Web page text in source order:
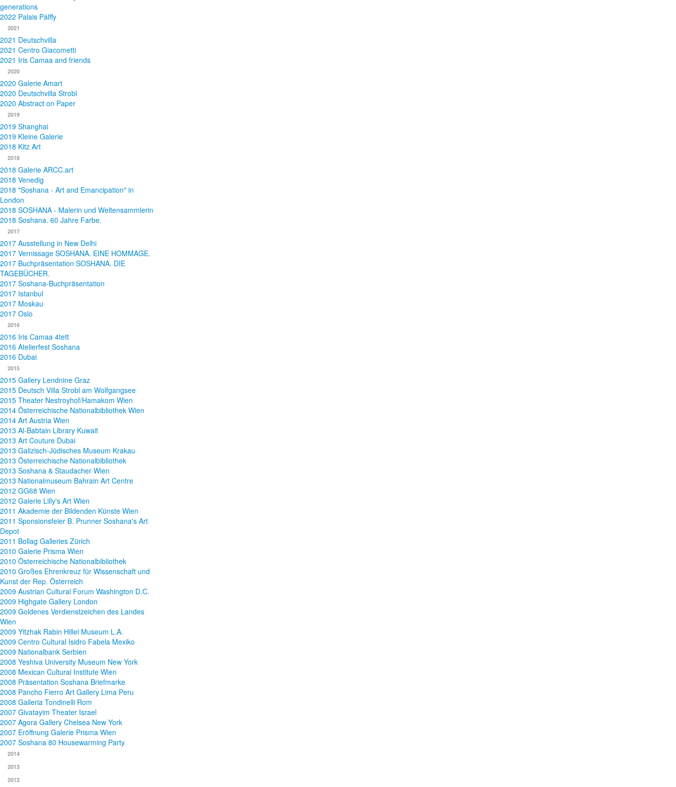
generations
2022 Palais Pálffy
2021
2021 Deutschvilla
2021 Centro Giacometti
2021 Iris Camaa and friends
2020
2020 Galerie Amart
2020 Deutschvilla Strobl
2020 Abstract on Paper
2019
2019 Shanghai
2019 Kleine Galerie
2018 Kitz Art
2018
2018 Galerie ARCC.art
2018 Venedig
2018 "Soshana - Art and Emancipation" in
London
2018 SOSHANA - Malerin und Weltensammlerin
2018 Soshana. 60 Jahre Farbe.
2017
2017 Ausstellung in New Delhi
2017 Vernissage SOSHANA. EINE HOMMAGE.
2017 Buchpräsentation SOSHANA. DIE
TAGEBÜCHER.
2017 Soshana-Buchpräsentation
2017 Istanbul
2017 Moskau
2017 Oslo
2016
2016 Iris Camaa 4tett
2016 Atelierfest Soshana
2016 Dubai
2015
2015 Gallery Lendnine Graz
2015 Deutsch Villa Strobl am Wolfgangsee
2015 Theater Nestroyhof/Hamakom Wien
2014 Österreichische Nationalbibliothek Wien
2014 Art Austria Wien
2013 Al-Babtain Library Kuwait
2013 Art Couture Dubai
2013 Galizisch-Jüdisches Museum Krakau
2013 Österreichische Nationalbibliothek
2013 Soshana & Staudacher Wien
2013 Nationalmuseum Bahrain Art Centre
2012 GG68 Wien
2012 Galerie Lilly's Art Wien
2011 Akademie der Bildenden Künste Wien
2011 Sponsionsfeier B. Prunner Soshana's Art
Depot
2011 Bollag Galleries Zürich
2010 Galerie Prisma Wien
2010 Österreichische Nationalbibliothek
2010 Großes Ehrenkreuz für Wissenschaft und
Kunst der Rep. Österreich
2009 Austrian Cultural Forum Washington D.C.
2009 Highgate Gallery London
2009 Goldenes Verdienstzeichen des Landes
Wien
2009 Yitzhak Rabin Hillel Museum L.A.
2009 Centro Cultural Isidro Fabela Mexiko
2009 Nationalbank Serbien
2008 Yeshiva University Museum New York
2008 Mexican Cultural Institute Wien
2008 Präsentation Soshana Briefmarke
2008 Pancho Fierro Art Gallery Lima Peru
2008 Galleria Tondinelli Rom
2007 Givatayim Theater Israel
2007 Agora Gallery Chelsea New York
2007 Eröffnung Galerie Prisma Wien
2007 Soshana 80 Housewarming Party
2014
2013
2012